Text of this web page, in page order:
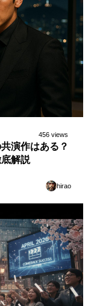
456 views
演作はある？
解説
hirao